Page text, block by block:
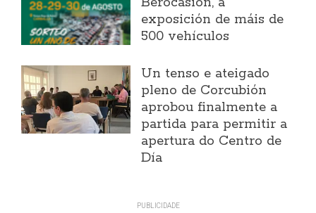
exposición de máis de
500 vehículos
Un tenso e ateigado
pleno de Corcubión
aprobou finalmente a
partida para permitir a
apertura do Centro de
Día